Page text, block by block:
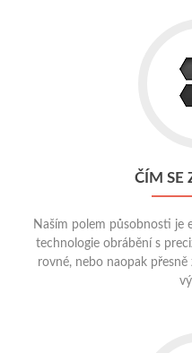
ČÍM SE
Naším polem působnosti je
technologie obrábění s
rovné, nebo naopak